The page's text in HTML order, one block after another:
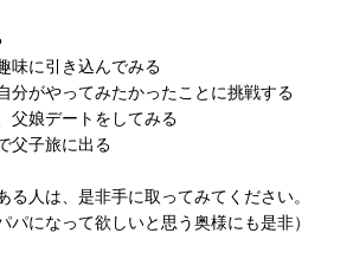
味に引き込んでみる
分がやってみたかったことに挑戦する
父娘デートをしてみる
父子旅に出る
る人は、是非手に取ってみてください。
パになって欲しいと思う奥様にも是非）